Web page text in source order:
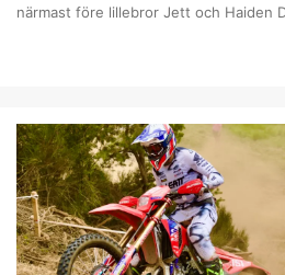
närmast före lillebror Jett och Haiden